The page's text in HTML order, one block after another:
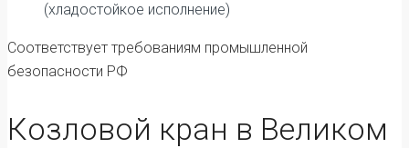
(хладостойкое исполнение)
Соответствует требованиям промышленной
безопасности РФ
Козловой кран в Великом